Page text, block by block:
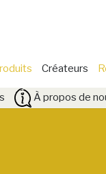
Créateurs
À propos de